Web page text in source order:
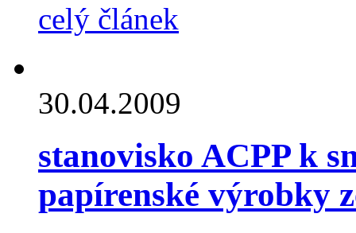
celý článek
30.04.2009
stanovisko ACPP k
papírenské výrobky